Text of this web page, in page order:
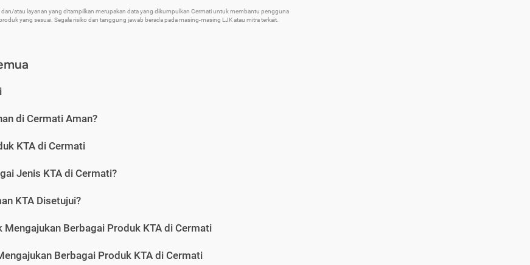
dan/atau layanan yang ditampilkan merupakan data yang dikumpulkan Cermati untuk membantu pengguna
yang sesuai. Segala risiko dan tanggung jawab berada pada masing-masing LJK atau mitra terkait.
di Cermati Aman?
KTA di Cermati
Jenis KTA di Cermati?
KTA Disetujui?
Berbagai Produk KTA di Cermati
Berbagai Produk KTA di Cermati